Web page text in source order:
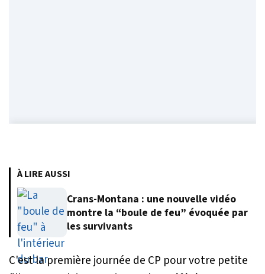
À LIRE AUSSI
Crans-Montana : une nouvelle vidéo
montre la “boule de feu” évoquée par
les survivants
C'est la première journée de CP pour votre petite